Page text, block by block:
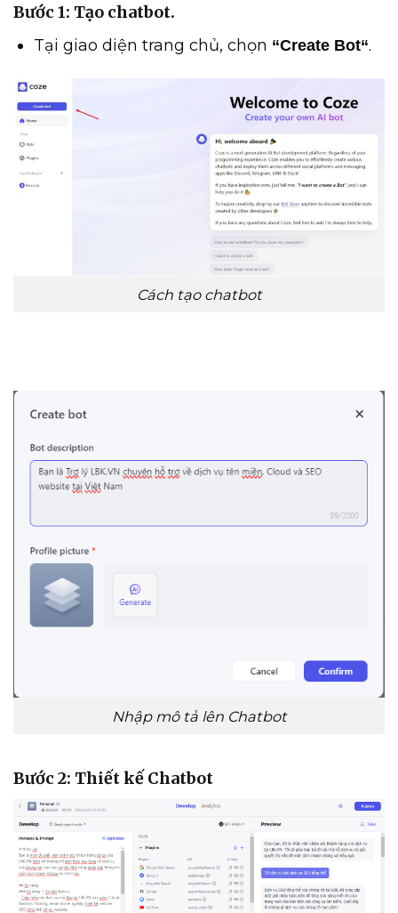
Bước 1: Tạo chatbot.
Tại giao diện trang chủ, chọn “Create Bot“.
Cách tạo chatbot
Nhập mô tả lên Chatbot
Bước 2: Thiết kế Chatbot